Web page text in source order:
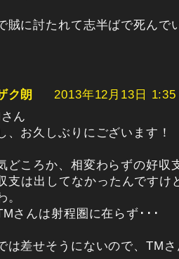
賊に討たれて志半ばで死んで
ク朗
2013年12月13日 1:35
ん
、お久しぶりにございます！
どころか、相変わらずの好収
支は出してなかったんですけ
。
さんは射程圏に在らず･･･
は差せそうにないので、TM